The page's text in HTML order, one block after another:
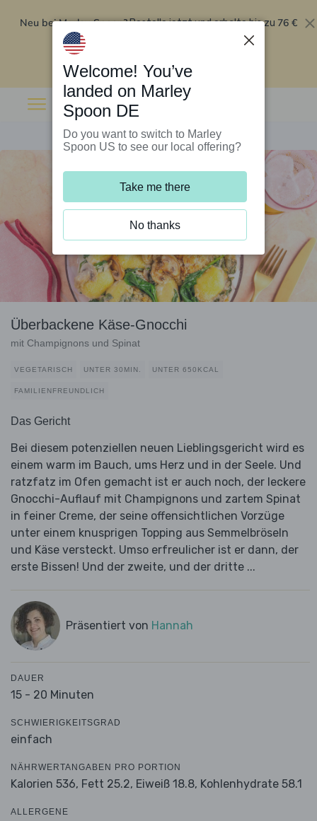
Neu bei Marley Spoon?Bestelle jetzt und erhalte bis zu 76 €
Rabatt auf deine ersten fünf Boxen
Überbackene Käse-Gnocchi
mit Champignons und Spinat
VEGETARISCH UNTER 30MIN. UNTER 650KCAL
FAMILIENFREUNDLICH
Das Gericht
Bei diesem potenziellen neuen Lieblingsgericht wird es
einem warm im Bauch, ums Herz und in der Seele. Und
ratzfatz im Ofen gemacht ist er auch noch, der leckere
Gnocchi-Auflauf mit Champignons und zartem Spinat
in feiner Creme, der seine offensichtlichen Vorzüge
unter einem knusprigen Topping aus Semmelbröseln
und Käse versteckt. Umso erfreulicher ist er dann, der
erste Bissen! Und der zweite, und der dritte ...
Präsentiert von Hannah
DAUER
15 - 20 Minuten
SCHWIERIGKEITSGRAD
einfach
NÄHRWERTANGABEN PRO PORTION
Kalorien 536, Fett 25.2, Eiweiß 18.8, Kohlenhydrate 58.1
ALLERGENE
Welcome! You’ve
landed on Marley
Spoon DE
Do you want to switch to Marley
Spoon US to see our local offering?
Take me there
No thanks